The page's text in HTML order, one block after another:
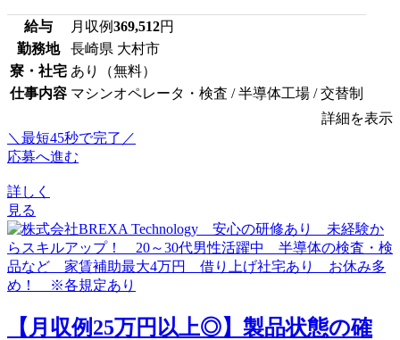
給与 月収例369,512円
勤務地
長崎県 大村市
寮・社宅 あり（無料）
仕事内容 マシンオペレータ・検査 / 半導体工場 / 交替制
詳細を表示
＼最短45秒で完了／
応募へ進む
詳しく
見る
【月収例25万円以上◎】製品状態の確